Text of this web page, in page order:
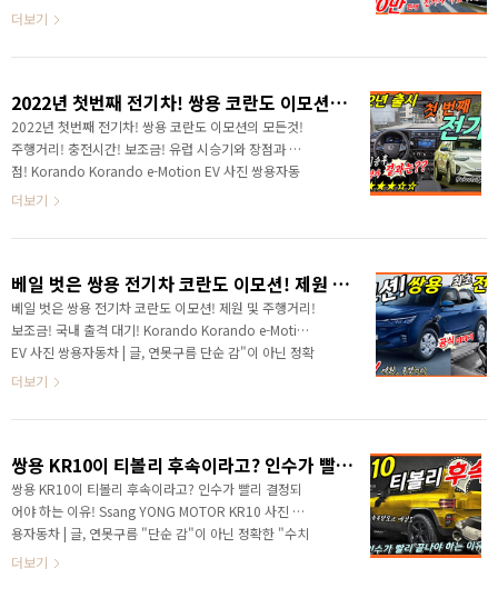
습니다. 현대차는 1800여 개, 기아도 140..
를 제시하는 연못구름입니다! 쌍용자동차에게 청신호가
도 납입이 되었습니다. 동시에 쌍용자동차는 첫 번째 전
에 구입할 수 있는 가성비 모델로 출시했습니다. # 하단
영상으로 보시면 보다 세부적인 정보를 확인할 수 있습니
다. 안녕하세요? 연못구름입니다. 22년도가 시작되면서
쌍용자동차가 회생을 위한 희망이 보이기 시작하는 것 같
부터 시작되는 가운데, 하루 전인 10일에는 우선협상 대..
더보기
2022년 첫번째 전기차! 쌍용 코란도 이모션의 모든것! 주행거리! 충전시간! 보조금! 유럽 시승기와 장점과 단점! Korando Korando e-Motion EV
2022년 첫번째 전기차! 쌍용 코란도 이모션의 모든것!
주행거리! 충전시간! 보조금! 유럽 시승기와 장점과 단
점! Korando Korando e-Motion EV 사진 쌍용자동
차 | 글, 연못구름 단순 감"이 아닌 정확한 "수치자료"를
이 궁금하셨죠? 분명히 여름에 양산이 시작이 되었는
시승기가 공개되었습니다. # 하단 영상으로 보시면 보다
세부적인 정보를 확인할 수 있습니다. 안녕하세요? 연못
구름입니다. 위기의 쌍용차를 구해줄 2대의 차량이 내년
에 출시를 앞두고 있다고 알려드렸죠! 그중에 한 대가 최
도 양산에 가까운 모습으로 이미 여러 ..
더보기
베일 벗은 쌍용 전기차 코란도 이모션! 제원 및 주행거리! 보조금! 국내 출격 대기! Korando Korando e-Motion EV
베일 벗은 쌍용 전기차 코란도 이모션! 제원 및 주행거리!
보조금! 국내 출격 대기! Korando Korando e-Motion
EV 사진 쌍용자동차 | 글, 연못구름 단순 감"이 아닌 정확
한 "수치자료"를 통해서 비교 분석 자료를 제시하는 연못
시작한 쌍용차 첫 번째 전기차인 이모션이 국내 출시를
태인데.... 출시를 앞두고 있지만 세부적인 사진조차 찾아
보기 힘들죠! 해외 매체에 공개된 공식 사진을 통해서 국
내에 출시될 코란도 이모션 전기차를 만나볼게요! # 하단
영상으로 보시면 보다 세부적인 정보를 확인할 수 있습니
서 마치 산업혁명이 시작되..
더보기
쌍용 KR10이 티볼리 후속이라고? 인수가 빨리 결정되어야 하는 이유! Ssang YONG MOTOR KR10
쌍용 KR10이 티볼리 후속이라고? 인수가 빨리 결정되
어야 하는 이유! Ssang YONG MOTOR KR10 사진 쌍
용자동차 | 글, 연못구름 "단순 감"이 아닌 정확한 "수치
자료"를 통해서 비교 분석 자료를 제시하는 연못구름입
더보기